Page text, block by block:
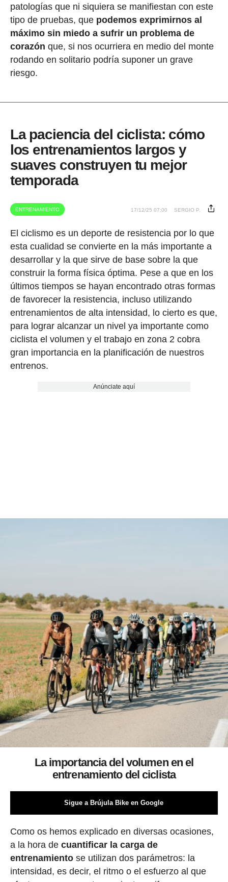
patologías que ni siquiera se manifiestan con este
tipo de pruebas, que podemos exprimirnos al
máximo sin miedo a sufrir un problema de
corazón que, si nos ocurriera en medio del monte
rodando en solitario podría suponer un grave
riesgo.
La paciencia del ciclista: cómo
los entrenamientos largos y
suaves construyen tu mejor
temporada
ENTRENAMIENTO 17/12/25 07:00 SERGIO P.
El ciclismo es un deporte de resistencia por lo que
esta cualidad se convierte en la más importante a
desarrollar y la que sirve de base sobre la que
construir la forma física óptima. Pese a que en los
últimos tiempos se hayan encontrado otras formas
de favorecer la resistencia, incluso utilizando
entrenamientos de alta intensidad, lo cierto es que,
para lograr alcanzar un nivel ya importante como
ciclista el volumen y el trabajo en zona 2 cobra
gran importancia en la planificación de nuestros
entrenos.
Anúnciate aquí
La importancia del volumen en el
entrenamiento del ciclista
Sigue a Brújula Bike en Google
Como os hemos explicado en diversas ocasiones,
a la hora de cuantificar la carga de
entrenamientose utilizan dos parámetros: la
intensidad, es decir, el ritmo o el esfuerzo al que